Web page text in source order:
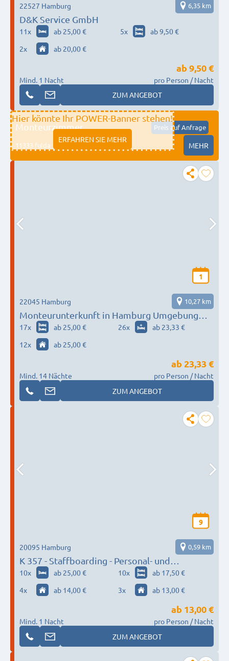
D&K Service GmbH
22527 Hamburg 6,35 km
11x ab 25,00 € 5x
ab 9,50 €
2x ab 20,00 €
Mind. 1 Nacht
ab 9,50 €
pro Person / Nacht
ZUM ANGEBOT
Hier könnte Ihr POWER-Banner stehen!
ERFAHREN SIE MEHR
Monteurzimmer Preis auf Anfrage
11333 fulda MEHR
1
Monteurunterkunft in Hamburg Umgebung
nach Wunsch / Bedürfnis
22045 Hamburg 10,27 km
17x ab 25,00 € 26x
ab 23,33 €
12x ab 25,00 €
Mind. 14 Nächte
ab 23,33 €
pro Person / Nacht
ZUM ANGEBOT
9
K 357 - Staffboarding - Personal- und
Monteurzimmer
20095 Hamburg 0,59 km
10x ab 25,00 € 10x
ab 17,50 €
4x ab 14,00 € 3x ab 13,00 €
Mind. 1 Nacht
ab 13,00 €
pro Person / Nacht
ZUM ANGEBOT